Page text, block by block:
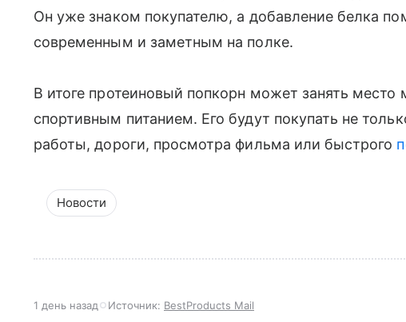
Он уже знаком покупателю, а добавление белка
современным и заметным на полке.
В итоге протеиновый попкорн может занять
спортивным питанием. Его будут покупать не
работы, дороги, просмотра фильма или быстрого
Новости
1 день назад Источник: BestProducts Mail